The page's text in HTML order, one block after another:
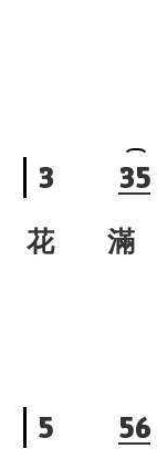
3 35
花 滿
5 56